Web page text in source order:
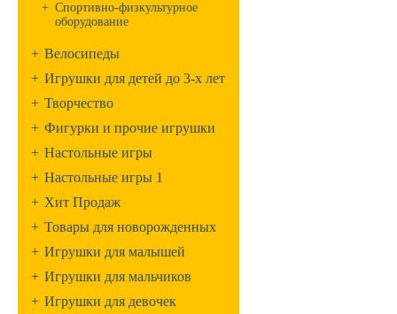
+ Спортивно-физкультурное
оборудование
+ Велосипеды
+ Игрушки для детей до 3-х лет
+ Творчество
+ Фигурки и прочие игрушки
+ Настольные игры
+ Настольные игры 1
+ Хит Продаж
+ Товары для новорожденных
+ Игрушки для малышей
+ Игрушки для мальчиков
+ Игрушки для девочек